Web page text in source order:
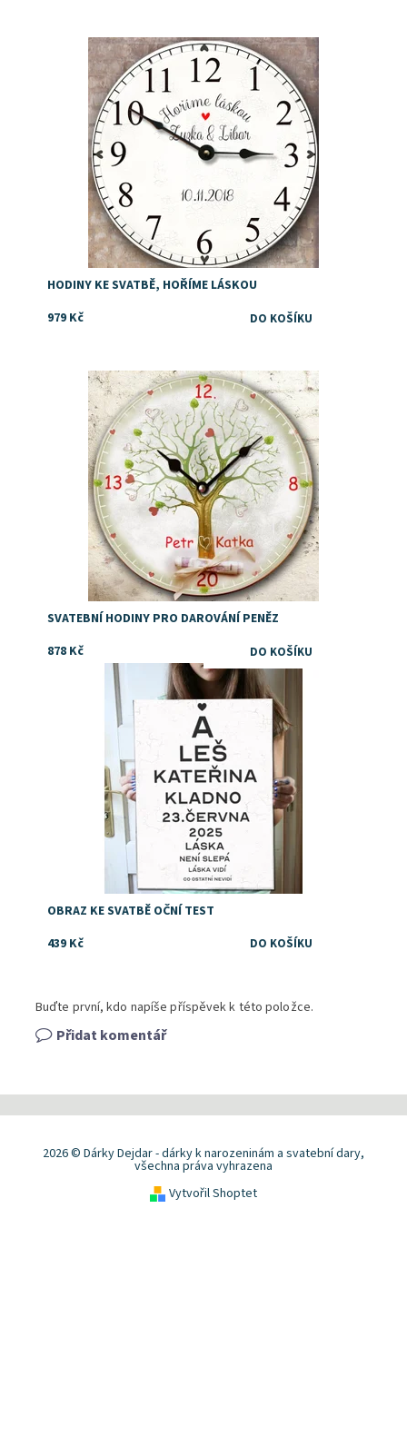
Dárek pro hasiče ke svatbě nebo výročí svatby
Dostupnost:
Skladem
HODINY KE SVATBĚ, HOŘÍME LÁSKOU
979 Kč
Dárek pro darování peněz novomanželům ke svatbě.
Dostupnost:
Skladem
SVATEBNÍ HODINY PRO DAROVÁNÍ PENĚZ
878 Kč
Vtipný a originální svatební dar
Dostupnost:
Skladem
DejDar
OBRAZ KE SVATBĚ OČNÍ TEST
439 Kč
Buďte první, kdo napíše příspěvek k této položce.
Přidat komentář
2026 © Dárky Dejdar - dárky k narozeninám a svatební dary,
všechna práva vyhrazena
Vytvořil Shoptet